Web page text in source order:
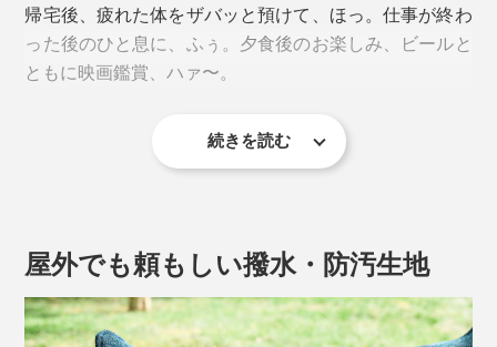
帰宅後、疲れた体をザバッと預けて、ほっ。仕事が終わ
った後のひと息に、ふぅ。夕食後のお楽しみ、ビールと
ともに映画鑑賞、ハァ〜。
続きを読む
屋外でも頼もしい撥水・防汚生地